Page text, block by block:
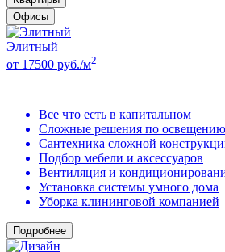
Офисы
Элитный
от 17500 руб./м2
Все что есть в капитальном
Сложные решения по освещению
Сантехника сложной
Подбор мебели и аксессуаров
Вентиляция и
Установка системы умного дома
Уборка клининговой компанией
Подробнее